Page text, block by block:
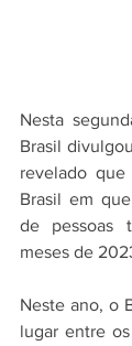
Nesta
Brasil
revelado
Brasil em
de pessoas
meses de
Neste ano, o
lugar entre